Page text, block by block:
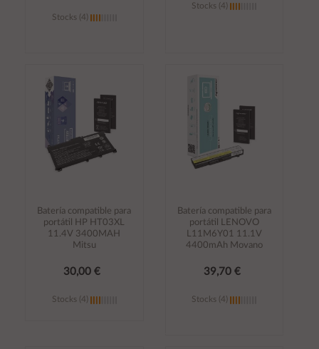
Stocks (4)
carrito
Stocks (4)
carrito
Batería compatible para
portátil HP HT03XL
11.4V 3400MAH
Mitsu
30,00 €
Stocks (4)
Batería compatible para
portátil LENOVO
L11M6Y01 11.1V
4400mAh Movano
39,70 €
Stocks (4)